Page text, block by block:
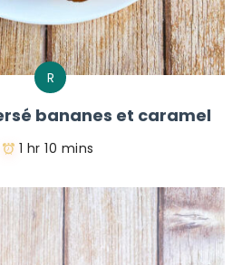
R
bananes et caramel
1 hr 10 mins